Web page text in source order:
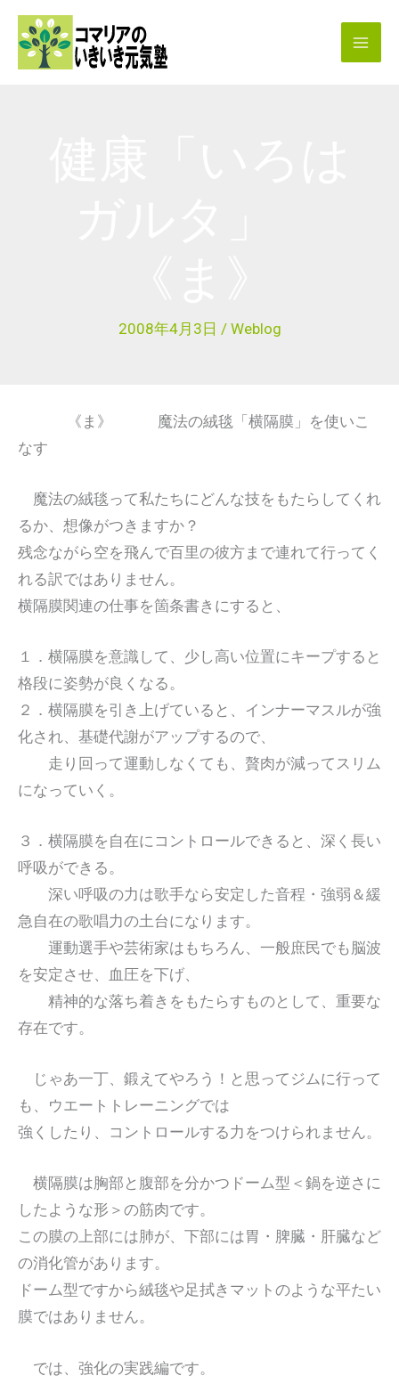
2008年4月3日 / Weblog
《ま》 魔法の絨毯「横隔膜」を使いこ
なす
魔法の絨毯って私たちにどんな技をもたらしてくれ
るか、想像がつきますか？
残念ながら空を飛んで百里の彼方まで連れて行ってく
れる訳ではありません。
横隔膜関連の仕事を箇条書きにすると、
１．横隔膜を意識して、少し高い位置にキープすると
格段に姿勢が良くなる。
２．横隔膜を引き上げていると、インナーマスルが強
化され、基礎代謝がアップするので、
走り回って運動しなくても、贅肉が減ってスリム
になっていく。
３．横隔膜を自在にコントロールできると、深く長い
呼吸ができる。
深い呼吸の力は歌手なら安定した音程・強弱＆緩
急自在の歌唱力の土台になります。
運動選手や芸術家はもちろん、一般庶民でも脳波
を安定させ、血圧を下げ、
精神的な落ち着きをもたらすものとして、重要な
存在です。
じゃあ一丁、鍛えてやろう！と思ってジムに行って
も、ウエートトレーニングでは
強くしたり、コントロールする力をつけられません。
横隔膜は胸部と腹部を分かつドーム型＜鍋を逆さに
したような形＞の筋肉です。
この膜の上部には肺が、下部には胃・脾臓・肝臓など
の消化管があります。
ドーム型ですから絨毯や足拭きマットのような平たい
膜ではありません。
では、強化の実践編です。